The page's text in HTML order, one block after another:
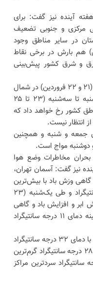
آینده نیز گفت: برای
نواحی مرکزی و جنوبی تضعیف
در سایر مناطق وجود
سه‌شنبه (۲۵ فروردین) هم بارش در برخی نقاط
و شرق کشور پیش‌بینی
او ادامه داد: طی روزهای جمعه و شنبه (۲۱ و ۲۲ فروردین) در شمال
غرب و جنوب شرق و همچنین از یکشنبه تا سه‌شنبه (۲۳ تا ۲۵
کشور رخ خواهد داد که
انتظار نیست.
جمعه و شنبه و همچنین
دوشنبه مواج است.
مخاطرات وضع هوا
نیز گفت: آسمان تهران،
و گاهی وزش باد با بیش‌ترین
دمای ۲۱ و کم‌ترین دمای ۱۲ درجه سانتیگراد و طی یک‌شنبه (۲۳
ابر و افزایش باد و گاهی
بارش پراکنده با بیشینه دمای ۲۰ و کمینه دمای ۱۱ درجه سانتیگراد
ضیاییان در پایان گفت: طی فردا، اهواز با دمای ۳۲ درجه سانتیگراد
و یزد و بندرعباس طی پس‌فردا با دمای ۲۸ درجه سانتیگراد گرم‌ترین
سردترین مراکز